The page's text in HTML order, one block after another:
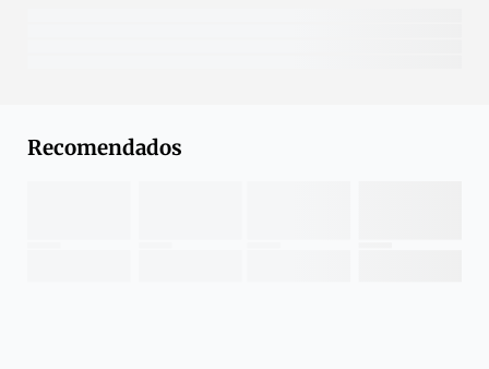
Recomendados